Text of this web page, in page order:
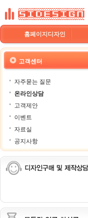
홈페이지디자인
고객센터
자주묻는 질문
온라인상담
고객제안
이벤트
자료실
공지사항